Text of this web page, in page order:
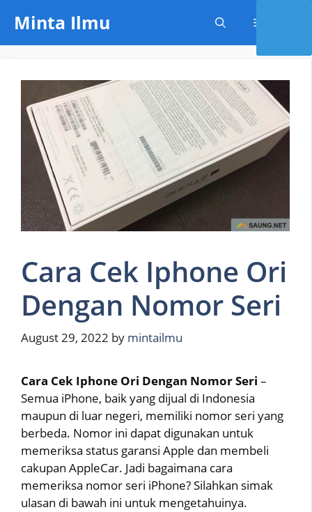
content
Minta Ilmu
Cara Cek Iphone Ori
Dengan Nomor Seri
August 29, 2022 by mintailmu
Cara Cek Iphone Ori Dengan Nomor Seri –
Semua iPhone, baik yang dijual di Indonesia
maupun di luar negeri, memiliki nomor seri yang
berbeda. Nomor ini dapat digunakan untuk
memeriksa status garansi Apple dan membeli
cakupan AppleCar. Jadi bagaimana cara
memeriksa nomor seri iPhone? Silahkan simak
ulasan di bawah ini untuk mengetahuinya.